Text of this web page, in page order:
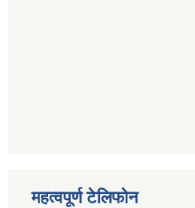
महत्वपूर्ण टेलिफोन